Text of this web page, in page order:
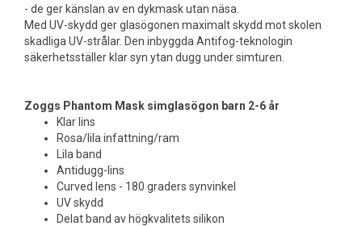
- de ger känslan av en dykmask utan näsa.
Med UV-skydd ger glasögonen maximalt skydd mot skolen
skadliga UV-strålar. Den inbyggda Antifog-teknologin
säkerhetsställer klar syn ytan dugg under simturen.
Zoggs Phantom Mask simglasögon barn 2-6 år
Klar lins
Rosa/lila infattning/ram
Lila band
Antidugg-lins
Curved lens - 180 graders synvinkel
UV skydd
Delat band av högkvalitets silikon